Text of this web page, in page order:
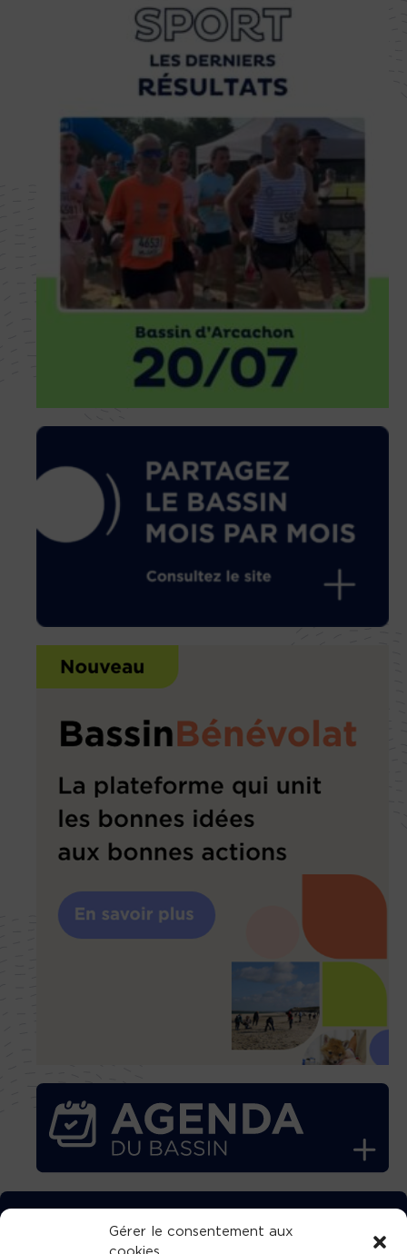
Gérer le consentement aux
TÉLÉCHARGEZ GRATUITEMENT